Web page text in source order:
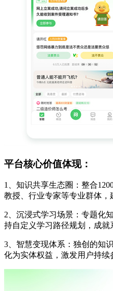
平台核心价值体现：
1、知识共享生态圈：整合
教授、行业专家等专业群体
2、沉浸式学习场景：专题化
持自定义学习路径规划，成
3、智慧变现体系：独创的知
化为实体权益，激发用户持续